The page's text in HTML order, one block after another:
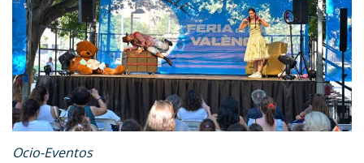
Ocio-Eventos